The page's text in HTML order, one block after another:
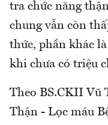
tra chức năng
chung vẫn còn
thức, phần khác
khi chưa có triệu
Theo BS.CKII Vũ
Thận - Lọc máu